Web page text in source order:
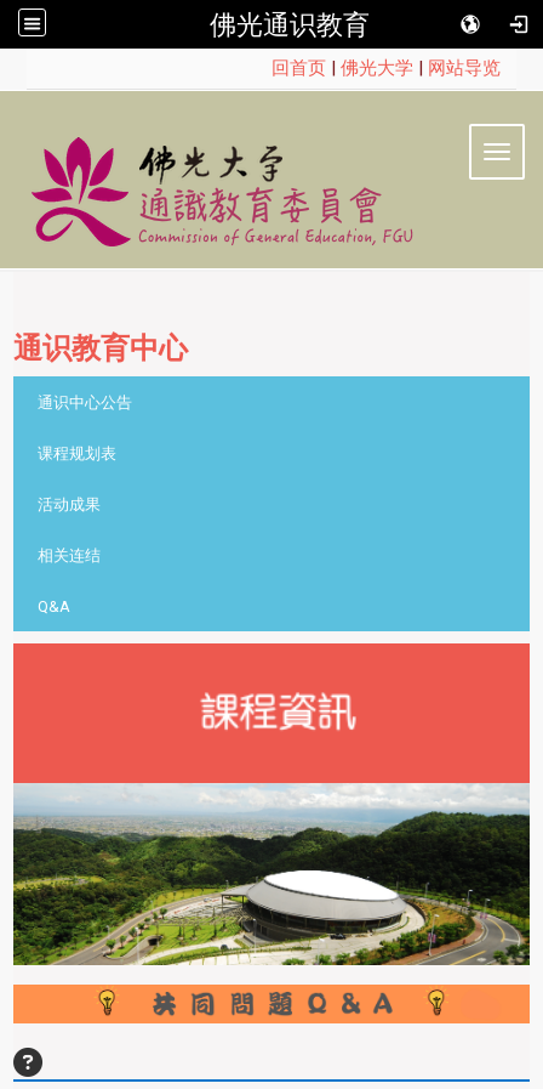
佛光通识教育
回首页| 佛光大学 | 网站导览
通识教育中心
通识中心公告
课程规划表
活动成果
相关连结
Q&A